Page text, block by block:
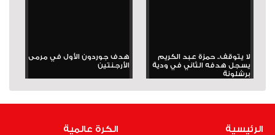
لا يتوقف.. حمزة عبد الكريم
يسجل هدفه الثاني في ودية
برشلونة
هدف جوردون الأول في مرمى
الأرجنتين
الرئيسية
الكرة عالمية